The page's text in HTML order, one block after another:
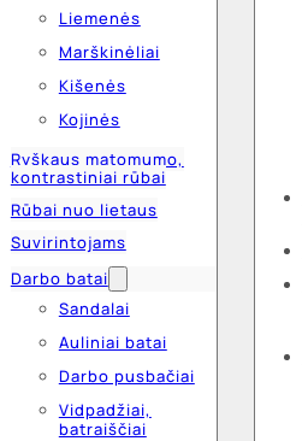
Liemenės
Marškinėliai
Kišenės
Kojinės
Ryškaus matomumo,
kontrastiniai rūbai
Rūbai nuo lietaus
Suvirintojams
Darbo batai
Sandalai
Auliniai batai
Darbo pusbačiai
Vidpadžiai,
batraiščiai